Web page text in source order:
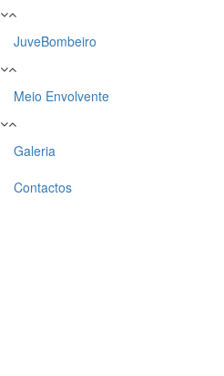
JuveBombeiro
Meio Envolvente
Galeria
Contactos